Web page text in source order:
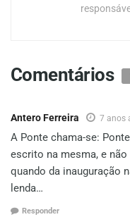
Comentários
Antero Ferreira 7 anos
A Ponte chama-se:
escrito na mesma, e
quando da inauguração
lenda…
Responder